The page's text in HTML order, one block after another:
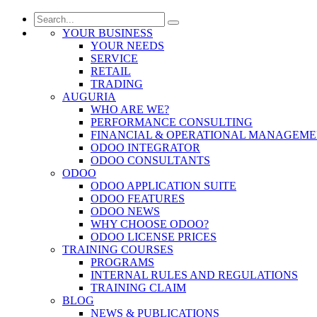
YOUR BUSINESS
YOUR NEEDS
SERVICE
RETAIL
TRADING
AUGURIA
WHO ARE WE?
PERFORMANCE CONSULTING
FINANCIAL & OPERATIONAL
ODOO INTEGRATOR
ODOO CONSULTANTS
ODOO
ODOO APPLICATION SUITE
ODOO FEATURES
ODOO NEWS
WHY CHOOSE ODOO?
ODOO LICENSE PRICES
TRAINING COURSES
PROGRAMS
INTERNAL RULES AND REGULATIONS
TRAINING CLAIM
BLOG
NEWS & PUBLICATIONS